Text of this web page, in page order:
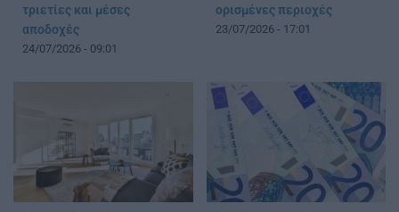
τριετίες και μέσες
αποδοχές
24/07/2026 - 09:01
ορισμένες περιοχές
23/07/2026 - 17:01